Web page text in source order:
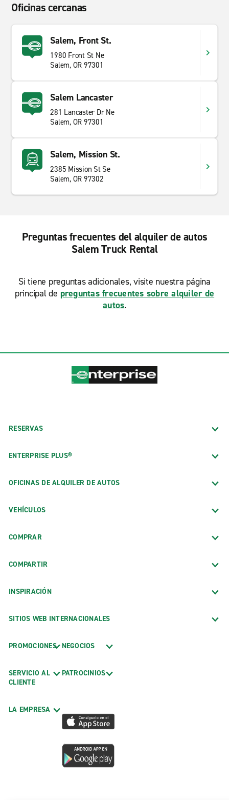
Oficinas cercanas
Salem, Front St.
1980 Front St Ne
Salem, OR 97301
Salem Lancaster
281 Lancaster Dr Ne
Salem, OR 97301
Salem, Mission St.
2385 Mission St Se
Salem, OR 97302
Preguntas frecuentes del alquiler de autos
Salem Truck Rental
Si tiene preguntas adicionales, visite nuestra página
principal de preguntas frecuentes sobre alquiler de
autos.
RESERVAS
ENTERPRISE PLUS®
OFICINAS DE ALQUILER DE AUTOS
VEHÍCULOS
COMPRAR
COMPARTIR
INSPIRACIÓN
SITIOS WEB INTERNACIONALES
PROMOCIONES
SERVICIO AL
CLIENTE
LA EMPRESA
NEGOCIOS
PATROCINIOS